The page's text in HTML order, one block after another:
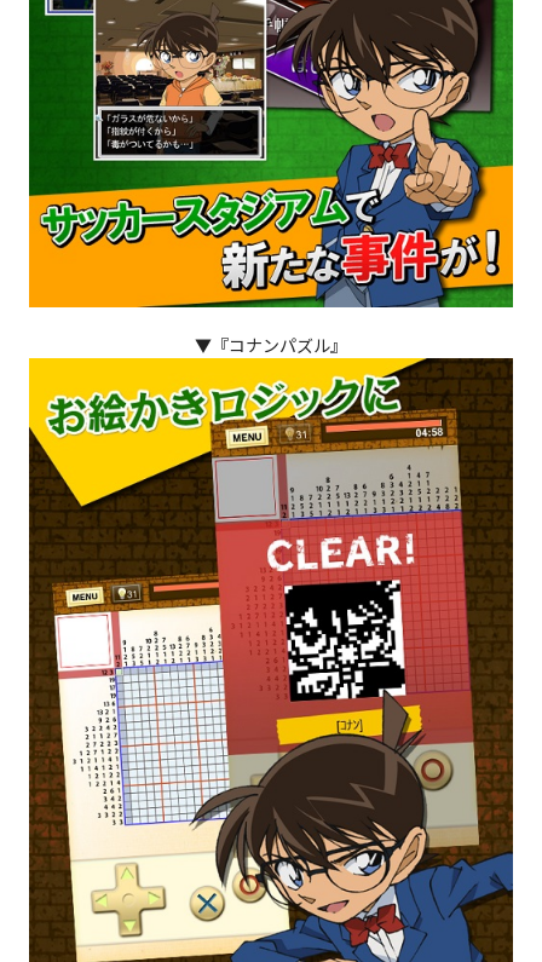
▼『コナンパズル』